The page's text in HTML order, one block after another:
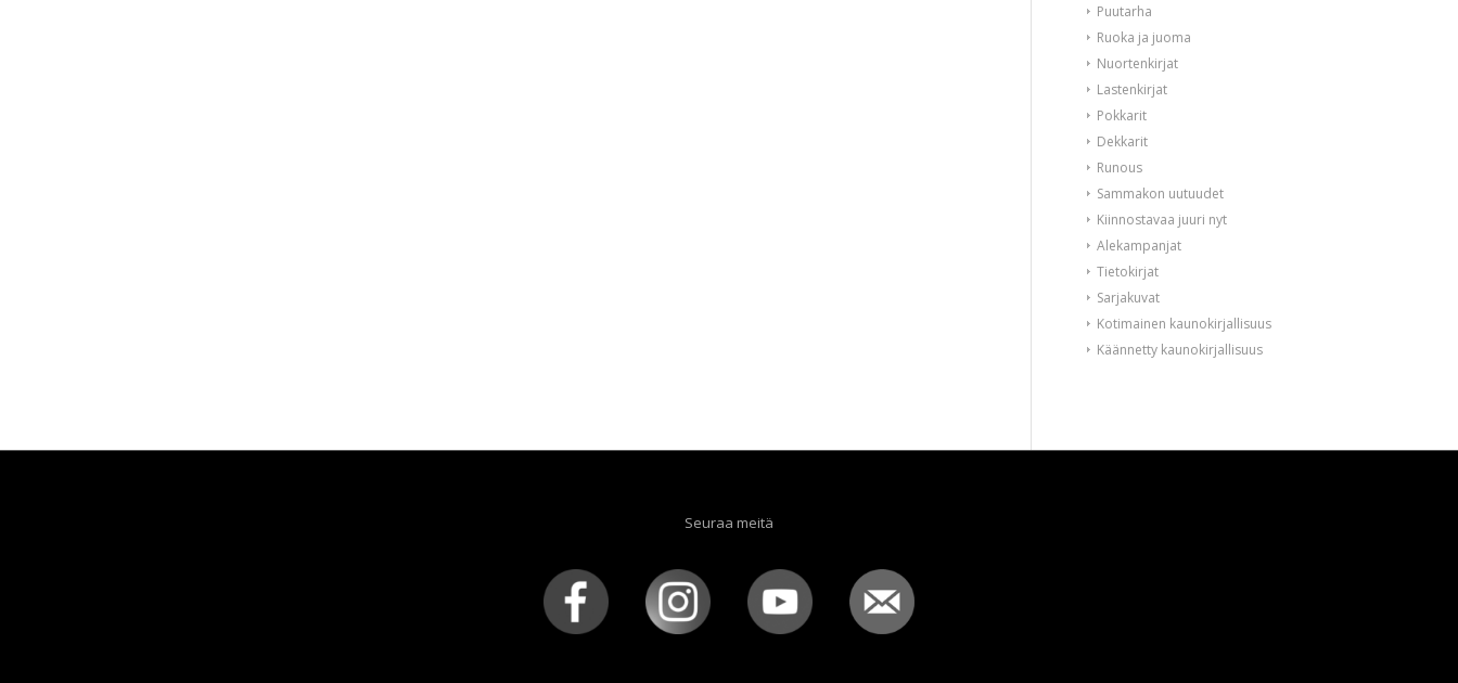
Puutarha
Ruoka ja juoma
Nuortenkirjat
Lastenkirjat
Pokkarit
Dekkarit
Runous
Sammakon uutuudet
Kiinnostavaa juuri nyt
Alekampanjat
Tietokirjat
Sarjakuvat
Kotimainen kaunokirjallisuus
Käännetty kaunokirjallisuus
Seuraa meitä